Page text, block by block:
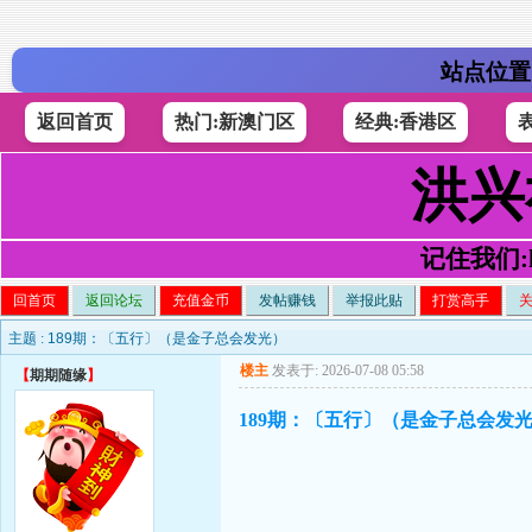
站点位
返回首页 热门:新澳门区 经典:香港区
洪
记住我们
回首页 返回论坛 充值金币 发帖赚钱 举报此贴 打赏高手
主题 : 189期：〔五行〕（是金子总会发光）
【期期随缘】 楼主 发表于: 2026-07-08 05:58
189期：〔五行〕（是金子总会发